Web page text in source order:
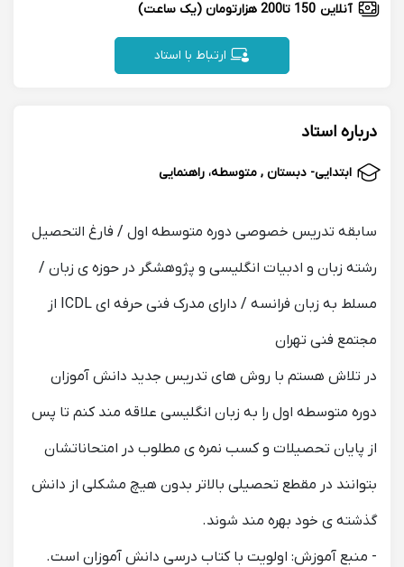
آنلاین 150 تا200 هزارتومان (یک ساعت)
ارتباط با استاد
درباره استاد
ابتدایی- دبستان , متوسطه، راهنمایی
سابقه تدریس خصوصی دوره متوسطه اول / فارغ التحصیل
رشته زبان و ادبیات انگلیسی و پژوهشگر در حوزه ی زبان /
مسلط به زبان فرانسه / دارای مدرک فنی حرفه ای ICDL از
مجتمع فنی تهران
در تلاش هستم با روش های تدریس جدید دانش آموزان
دوره متوسطه اول را به زبان انگلیسی علاقه مند کنم تا پس
از پایان تحصیلات و کسب نمره ی مطلوب در امتحاناتشان
بتوانند در مقطع تحصیلی بالاتر بدون هیچ مشکلی از دانش
گذشته ی خود بهره مند شوند.
- منبع آموزش: اولویت با کتاب درسی دانش آموزان است.